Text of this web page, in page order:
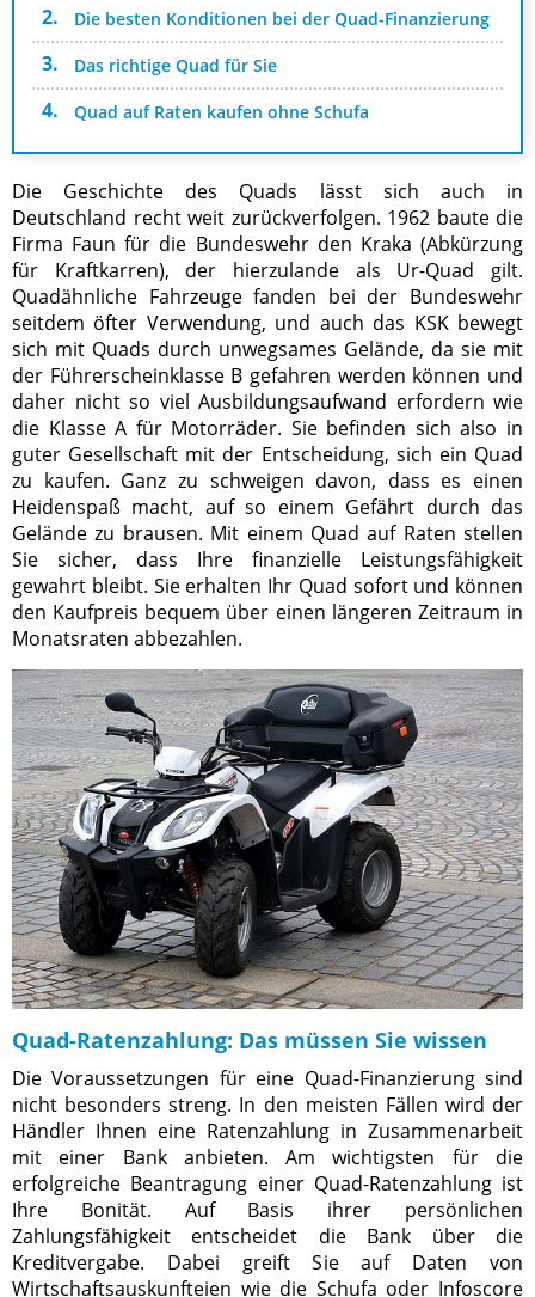
Die besten Konditionen bei der Quad-Finanzierung
Das richtige Quad für Sie
Quad auf Raten kaufen ohne Schufa
Die Geschichte des Quads lässt sich auch in
Deutschland recht weit zurückverfolgen. 1962 baute die
Firma Faun für die Bundeswehr den Kraka (Abkürzung
für Kraftkarren), der hierzulande als Ur-Quad gilt.
Quadähnliche Fahrzeuge fanden bei der Bundeswehr
seitdem öfter Verwendung, und auch das KSK bewegt
sich mit Quads durch unwegsames Gelände, da sie mit
der Führerscheinklasse B gefahren werden können und
daher nicht so viel Ausbildungsaufwand erfordern wie
die Klasse A für Motorräder. Sie befinden sich also in
guter Gesellschaft mit der Entscheidung, sich ein Quad
zu kaufen. Ganz zu schweigen davon, dass es einen
Heidenspaß macht, auf so einem Gefährt durch das
Gelände zu brausen. Mit einem Quad auf Raten stellen
Sie sicher, dass Ihre finanzielle Leistungsfähigkeit
gewahrt bleibt. Sie erhalten Ihr Quad sofort und können
den Kaufpreis bequem über einen längeren Zeitraum in
Monatsraten abbezahlen.
Quad-Ratenzahlung: Das müssen Sie wissen
Die Voraussetzungen für eine Quad-Finanzierung sind
nicht besonders streng. In den meisten Fällen wird der
Händler Ihnen eine Ratenzahlung in Zusammenarbeit
mit einer Bank anbieten. Am wichtigsten für die
erfolgreiche Beantragung einer Quad-Ratenzahlung ist
Ihre Bonität. Auf Basis ihrer persönlichen
Zahlungsfähigkeit entscheidet die Bank über die
Kreditvergabe. Dabei greift Sie auf Daten von
Wirtschaftsauskunfteien wie die Schufa oder Infoscore